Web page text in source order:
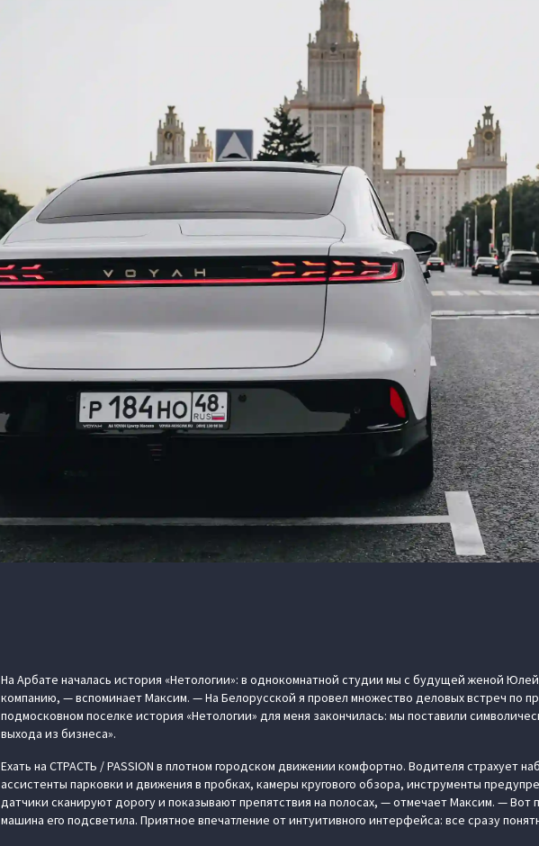
На Арбате началась история «Нетологии»: в однокомнатной студии мы с будущей женой
компанию, — вспоминает Максим. — На Белорусской я провел множество деловых встреч по
подмосковном поселке история «Нетологии» для меня закончилась: мы поставили
выхода из бизнеса».
Ехать на СТРАСТЬ / PASSION в плотном городском движении комфортно. Водителя страхует
ассистенты парковки и движения в пробках, камеры кругового обзора, инструменты
датчики сканируют дорогу и показывают препятствия на полосах, — отмечает Максим. — Вот
машина его подсветила. Приятное впечатление от интуитивного интерфейса: все сразу